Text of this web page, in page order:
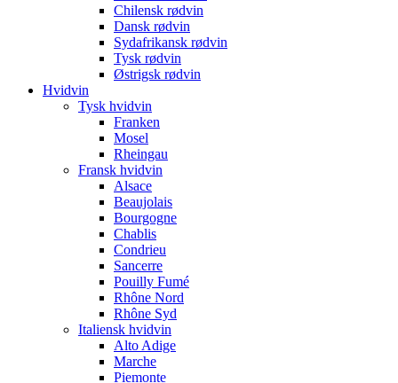
Chilensk rødvin
Dansk rødvin
Sydafrikansk rødvin
Tysk rødvin
Østrigsk rødvin
Hvidvin
Tysk hvidvin
Franken
Mosel
Rheingau
Fransk hvidvin
Alsace
Beaujolais
Bourgogne
Chablis
Condrieu
Sancerre
Pouilly Fumé
Rhône Nord
Rhône Syd
Italiensk hvidvin
Alto Adige
Marche
Piemonte